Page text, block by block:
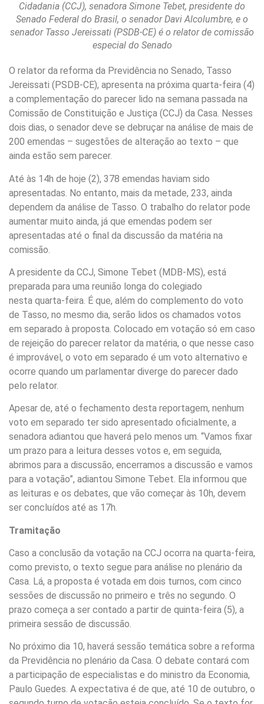
Cidadania (CCJ), senadora Simone Tebet, presidente do
Senado Federal do Brasil, o senador Davi Alcolumbre, e o
senador Tasso Jereissati (PSDB-CE) é o relator de comissão
especial do Senado
O relator da reforma da Previdência no Senado, Tasso
Jereissati (PSDB-CE), apresenta na próxima quarta-feira (4)
a complementação do parecer lido na semana passada na
Comissão de Constituição e Justiça (CCJ) da Casa. Nesses
dois dias, o senador deve se debruçar na análise de mais de
200 emendas – sugestões de alteração ao texto – que
ainda estão sem parecer.
Até às 14h de hoje (2), 378 emendas haviam sido
apresentadas. No entanto, mais da metade, 233, ainda
dependem da análise de Tasso. O trabalho do relator pode
aumentar muito ainda, já que emendas podem ser
apresentadas até o final da discussão da matéria na
comissão.
A presidente da CCJ, Simone Tebet (MDB-MS), está
preparada para uma reunião longa do colegiado
nesta quarta-feira. É que, além do complemento do voto
de Tasso, no mesmo dia, serão lidos os chamados votos
em separado à proposta. Colocado em votação só em caso
de rejeição do parecer relator da matéria, o que nesse caso
é improvável, o voto em separado é um voto alternativo e
ocorre quando um parlamentar diverge do parecer dado
pelo relator.
Apesar de, até o fechamento desta reportagem, nenhum
voto em separado ter sido apresentado oficialmente, a
senadora adiantou que haverá pelo menos um. “Vamos fixar
um prazo para a leitura desses votos e, em seguida,
abrimos para a discussão, encerramos a discussão e vamos
para a votação”, adiantou Simone Tebet. Ela informou que
as leituras e os debates, que vão começar às 10h, devem
ser concluídos até as 17h.
Tramitação
Caso a conclusão da votação na CCJ ocorra na quarta-feira,
como previsto, o texto segue para análise no plenário da
Casa. Lá, a proposta é votada em dois turnos, com cinco
sessões de discussão no primeiro e três no segundo. O
prazo começa a ser contado a partir de quinta-feira (5), a
primeira sessão de discussão.
No próximo dia 10, haverá sessão temática sobre a reforma
da Previdência no plenário da Casa. O debate contará com
a participação de especialistas e do ministro da Economia,
Paulo Guedes. A expectativa é de que, até 10 de outubro, o